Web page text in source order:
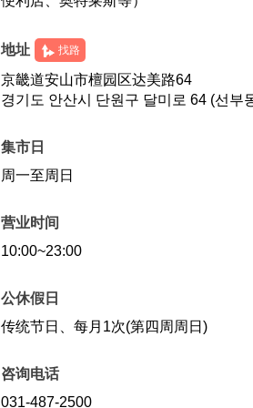
地址 找路
京畿道安山市檀园区达美路64
경기도 안산시 단원구 달미로 64 (선부
集市日
周一至周日
营业时间
10:00~23:00
公休假日
传统节日、每月1次(第四周周日)
咨询电话
031-487-2500